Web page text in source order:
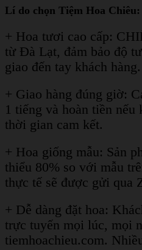
Lí do chọn Tiệm Hoa Chiêu:
+ Hoa tươi cao cấp:
từ Đà Lạt, đảm bảo độ
giao đến tay khách hàng.
+ Giao hàng đúng giờ:
1 tiếng và hoàn tiền nếu
thời gian cam kết.
+ Hoa giống mẫu: Sản
thiểu 80% so với mẫu
thực tế sẽ được gửi qua
+ Dễ dàng đặt hoa:
trực tuyến mọi lúc, mọi
tiemhoachieu.com.